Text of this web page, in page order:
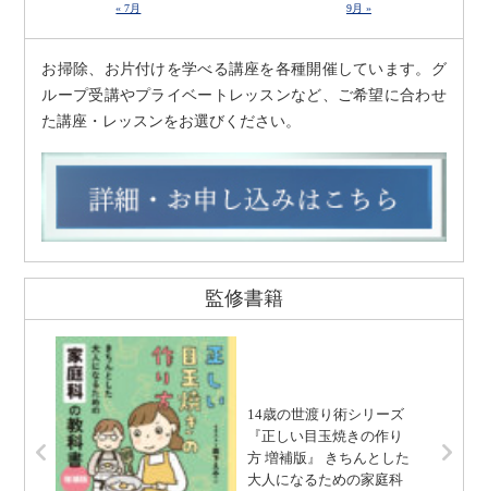
« 7月 9月 »
お掃除、お片付けを学べる講座を各種開催しています。グ
ループ受講やプライベートレッスンなど、ご希望に合わせ
た講座・レッスンをお選びください。
監修書籍
14歳の世渡り術シリーズ
『正しい目玉焼きの作り
方 増補版』 きちんとした
大人になるための家庭科